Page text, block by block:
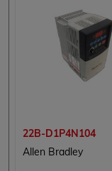
22B-D1P4N104
Allen Bradley